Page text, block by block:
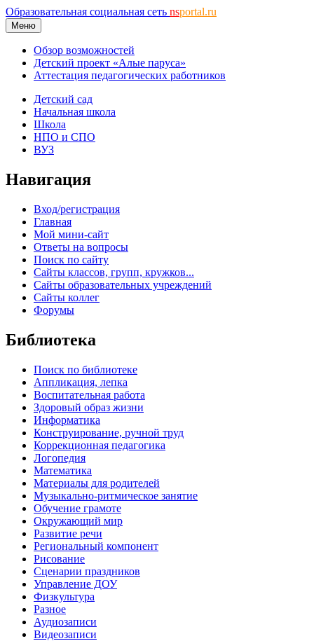
Образовательная социальная сеть nsportal.ru
Меню
Обзор возможностей
Детский проект «Алые паруса»
Аттестация педагогических работников
Детский сад
Начальная школа
Школа
НПО и СПО
ВУЗ
Навигация
Вход/регистрация
Главная
Мой мини-сайт
Ответы на вопросы
Поиск по сайту
Сайты классов, групп, кружков...
Сайты образовательных учреждений
Сайты коллег
Форумы
Библиотека
Поиск по библиотеке
Аппликация, лепка
Воспитательная работа
Здоровый образ жизни
Информатика
Конструирование, ручной труд
Коррекционная педагогика
Логопедия
Математика
Материалы для родителей
Музыкально-ритмическое занятие
Обучение грамоте
Окружающий мир
Развитие речи
Региональный компонент
Рисование
Сценарии праздников
Управление ДОУ
Физкультура
Разное
Аудиозаписи
Видеозаписи